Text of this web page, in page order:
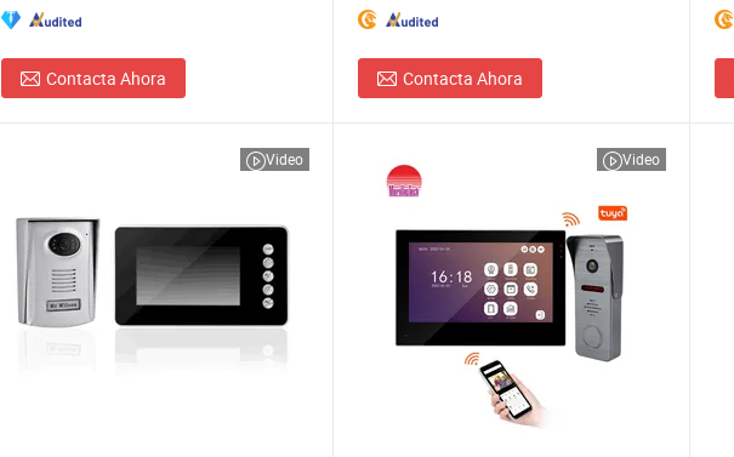
Contacta Ahora Contacta Ahora
Video Video